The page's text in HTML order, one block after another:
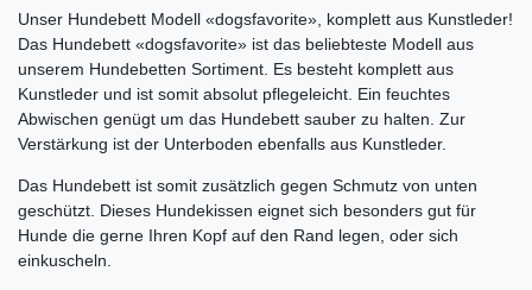
Unser Hundebett Modell «dogsfavorite», komplett aus Kunstleder!
Das Hundebett «dogsfavorite» ist das beliebteste Modell aus
unserem Hundebetten Sortiment. Es besteht komplett aus
Kunstleder und ist somit absolut pflegeleicht. Ein feuchtes
Abwischen genügt um das Hundebett sauber zu halten. Zur
Verstärkung ist der Unterboden ebenfalls aus Kunstleder.
Das Hundebett ist somit zusätzlich gegen Schmutz von unten
geschützt. Dieses Hundekissen eignet sich besonders gut für
Hunde die gerne Ihren Kopf auf den Rand legen, oder sich
einkuscheln.